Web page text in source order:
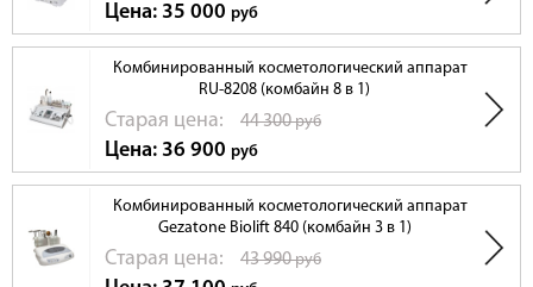
Цена: 35 000 руб
Комбинированный косметологический аппарат
RU-8208 (комбайн 8 в 1)
Cтарая цена: 44 300руб
Цена: 36 900 руб
Комбинированный косметологический аппарат
Gezatone Biolift 840 (комбайн 3 в 1)
Cтарая цена: 43 990руб